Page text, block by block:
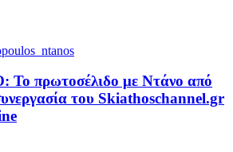
πρωτοσέλιδο με Ντάνο από
του Skiathoschannel.gr